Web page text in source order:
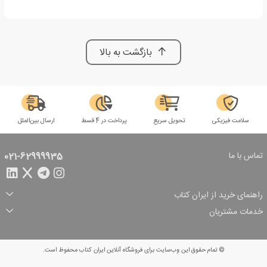
بازگشت به بالا
سلامت فیزیکی تحویل سریع پرداخت در 4 قسط ارسال بین‌الملل
تماس با ما 021-62999935
راهنمای خرید از ایران کتاب
ثبت سفارش
شرایط ارسال سفارش
شیوه پرداخت
تخفیف‌های خرید
خدمات مشتریان
© تمام حقوق این وب‌سایت برای فروشگاه آنلاین ایران کتاب محفوظ است.